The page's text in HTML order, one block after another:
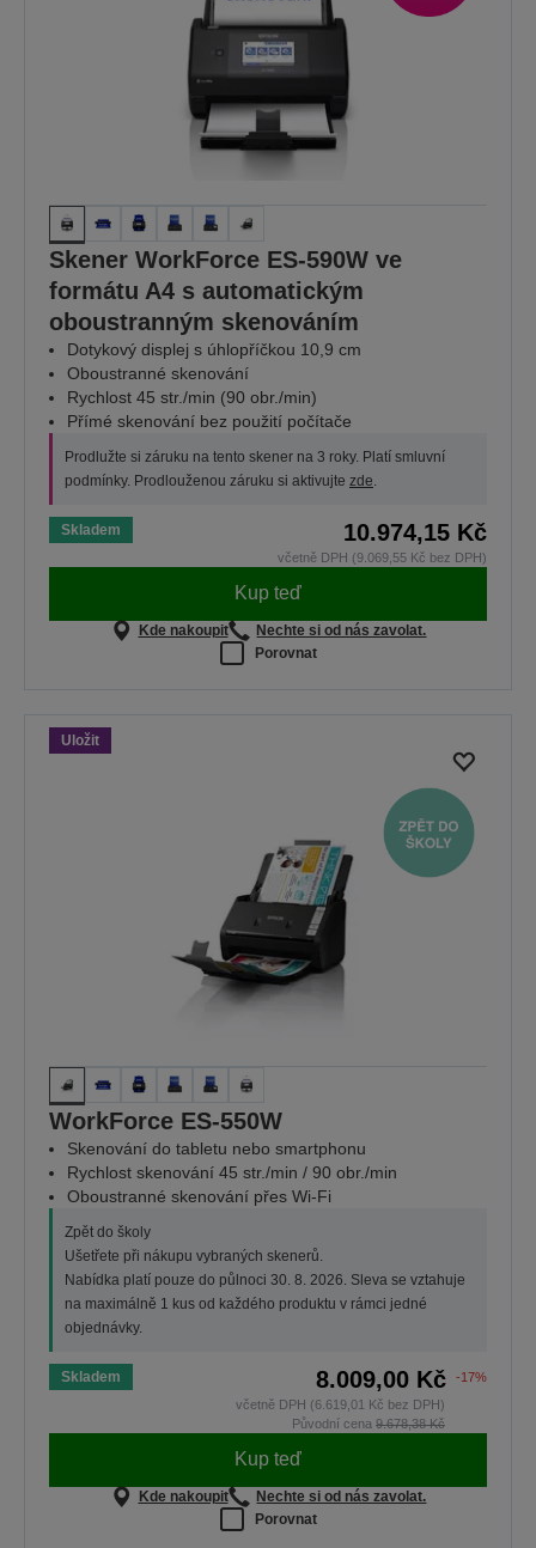
Skener WorkForce ES-590W ve
formátu A4 s automatickým
oboustranným skenováním
Dotykový displej s úhlopříčkou 10,9 cm
Oboustranné skenování
Rychlost 45 str./min (90 obr./min)
Přímé skenování bez použití počítače
Prodlužte si záruku na tento skener na 3 roky. Platí smluvní
podmínky. Prodlouženou záruku si aktivujte zde
Skladem 10.974,15 Kč
včetně DPH (9.069,55 Kč bez DPH)
Kup teď
Kde nakoupit
Nechte si od nás zavolat.
Porovnat
Uložit
WorkForce ES-550W
Skenování do tabletu nebo smartphonu
Rychlost skenování 45 str./min / 90 obr./min
Oboustranné skenování přes Wi-Fi
Zpět do školy
Ušetřete při nákupu vybraných skenerů.
Nabídka platí pouze do půlnoci 30. 8. 2026. Sleva se vztahuje
na maximálně 1 kus od každého produktu v rámci jedné
objednávky.
Skladem 8.009,00 Kč
-17%
včetně DPH (6.619,01 Kč bez DPH)
Původní cena 9.678,38 Kč
Kup teď
Kde nakoupit
Nechte si od nás zavolat.
Porovnat